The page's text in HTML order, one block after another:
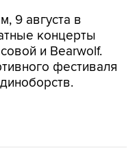
9 августа в
концерты
и Bearwolf.
фестиваля